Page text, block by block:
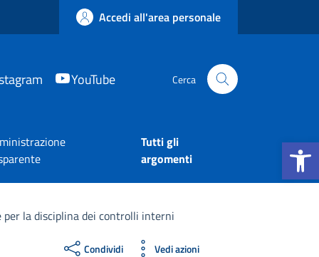
Apri la
Accedi all'area personale
YouTube Cerca
Tutti gli
argomenti
per la disciplina dei controlli interni
Condividi Vedi azioni